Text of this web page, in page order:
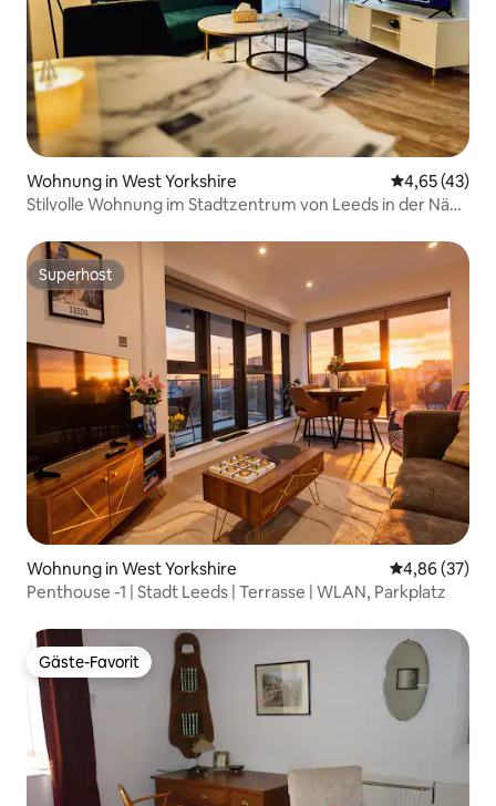
Wohnung in West Yorkshire
4,65 (43)
Stilvolle Wohnung im Stadtzentrum von Leeds in der Nähe
Superhost
Superhost
Wohnung in West Yorkshire
4,86 (37)
Penthouse -1 | Stadt Leeds | Terrasse | WLAN, Parkplatz
Gäste-Favorit
Gäste-Favorit